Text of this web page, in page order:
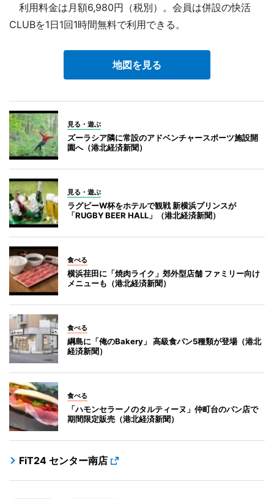
利用料金は月額6,980円（税別）。会員は併設の快活
CLUBを1日1回1時間無料で利用できる。
地図を見る
見る・遊ぶ
ズーラシア隣に常設のアドベンチャースポーツ施設開
園へ（港北経済新聞）
見る・遊ぶ
ラグビーW杯をホテルで観戦 新横浜プリンスが
「RUGBY BEER HALL」（港北経済新聞）
食べる
横浜荏田に「焼肉ライク」郊外型店舗 ファミリー向け
メニューも（港北経済新聞）
食べる
綱島に「俺のBakery」 高級食パン5種類が登場（港北
経済新聞）
食べる
「ハモンセラーノのタルティーヌ」仲町台のパン店で
期間限定販売（港北経済新聞）
FiT24 センター南店